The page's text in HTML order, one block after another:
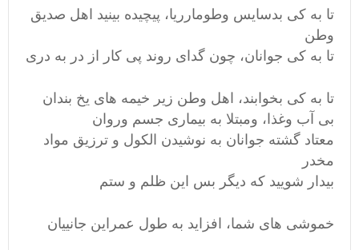
تا به کی بدسایس وطومارریا، پیچیده بینید اهل صدیق
وطن
تا به کی جوانان، چون گدای روند پی کار از در به دری
تا به کی بخوابند، اهل وطن زیر خیمه های یخ بندان
بی آب وغذا، ومبتلا به بیماری جسم وروان
معتاد گشته جوانان به نوشیدن الکول و ترزیق مواد
مخدر
بیدار شویید که دیگر بس این ظلم و ستم
خموشی های شما، افزاید به طول عمراین جانییان